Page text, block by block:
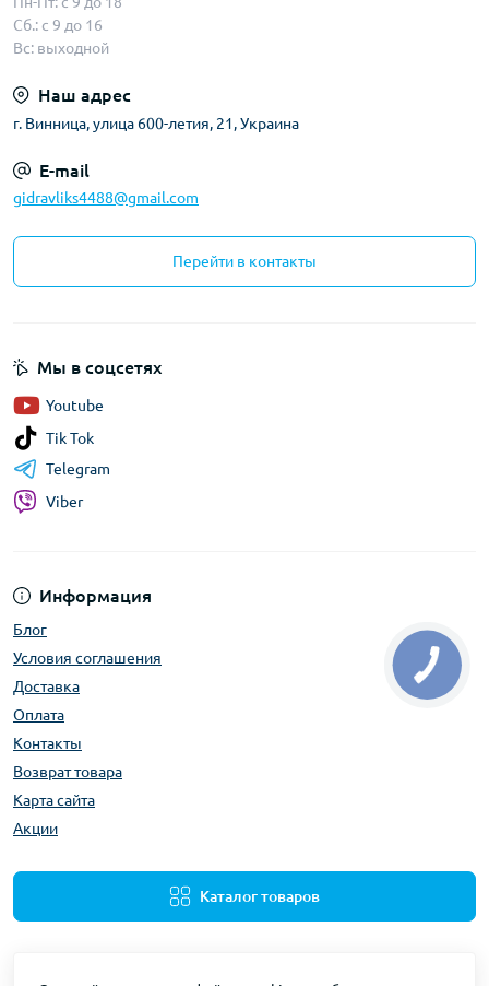
Сб.: с 9 до 16
Вс: выходной
Наш адрес
г. Винница, улица 600-летия, 21, Украина
E-mail
gidravliks4488@gmail.com
Перейти в контакты
Информация
Блог
Условия соглашения
Доставка
Оплата
Контакты
Возврат товара
Карта сайта
Акции
Каталог товаров
Мы в соцсетях
Youtube
Tik Tok
Telegram
Viber